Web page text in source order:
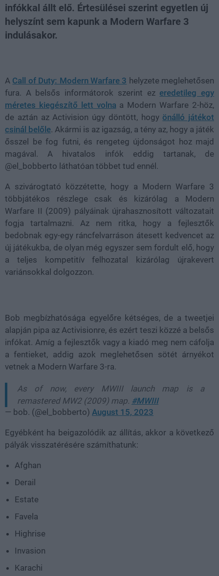
infókkal állt elő. Értesülései szerint egyetlen új
helyszínt sem kapunk a Modern Warfare 3
indulásakor.
A Call of Duty: Modern Warfare 3 helyzete meglehetősen
fura. A belsős informátorok szerint ez eredetileg egy
méretes kiegészítő lett volna a Modern Warfare 2-höz,
de aztán az Activision úgy döntött, hogy önálló játékot
csinál belőle. Akármi is az igazság, a tény az, hogy a játék
ősszel be fog futni, és rengeteg újdonságot hoz majd
magával. A hivatalos infók eddig tartanak, de
@el_bobberto láthatóan többet tud ennél.
A szivárogtató közzétette, hogy a Modern Warfare 3
többjátékos részlege csak és kizárólag a Modern
Warfare II (2009) pályáinak újrahasznosított változatait
fogja tartalmazni. Az nem ritka, hogy a fejlesztők
bedobnak egy-egy ráncfelvarráson átesett kedvencet az
új játékukba, de olyan még egyszer sem fordult elő, hogy
a teljes kompetitív felhozatal kizárólag újrakevert
variánsokkal dolgozzon.
Bob megbízhatósága egyelőre kétséges, de a tweetjei
alapján pipa az Activisionre, és ezért teszi közzé a belsős
infókat. Amíg a fejlesztők vagy a kiadó meg nem cáfolja
a fentieket, addig azok meglehetősen sötét árnyékot
vetnek a Modern Warfare 3-ra.
As of now, every MWIII launch map is a
remastered MW2 (2009) map. #MWIII
— bob. (@el_bobberto) August 15, 2023
Egyébként ha beigazolódik az állítás, akkor a következő
pályák visszatérésére számíthatunk:
Afghan
Derail
Estate
Favela
Highrise
Invasion
Karachi